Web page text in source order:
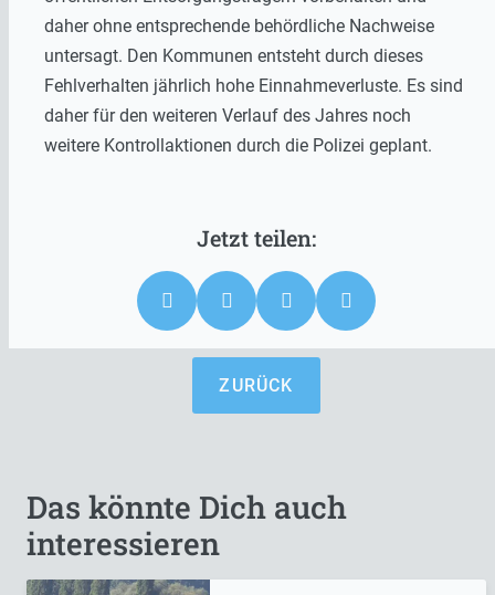
daher ohne entsprechende behördliche Nachweise
untersagt. Den Kommunen entsteht durch dieses
Fehlverhalten jährlich hohe Einnahmeverluste. Es sind
daher für den weiteren Verlauf des Jahres noch
weitere Kontrollaktionen durch die Polizei geplant.
ZURÜCK
Das könnte Dich auch
interessieren